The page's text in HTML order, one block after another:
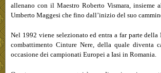
allenano con il Maestro Roberto Vismara, insieme
Umberto Maggesi che fino dall’inizio del suo
Nel 1992 viene selezionato ed entra a far parte
combattimento Cinture Nere, della quale diventa
occasione dei campionati Europei a Iasi in Romania.